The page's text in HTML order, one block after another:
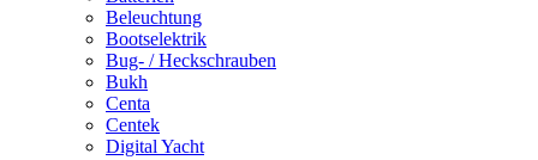
Beleuchtung
Bootselektrik
Bug- / Heckschrauben
Bukh
Centa
Centek
Digital Yacht